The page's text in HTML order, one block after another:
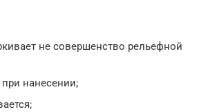
не совершенство рельефной
нанесении;